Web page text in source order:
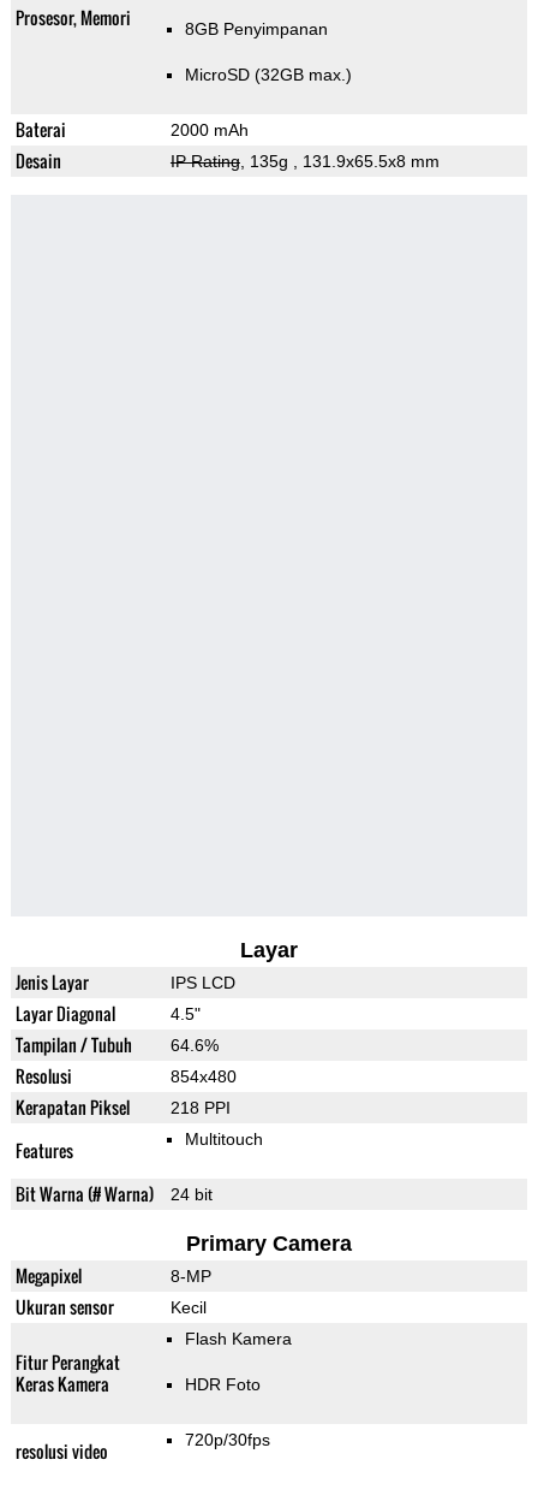
Prosesor, Memori 8GB Penyimpanan
MicroSD (32GB max.)
Baterai 2000 mAh
Desain IP Rating, 135g , 131.9x65.5x8 mm
Layar
Jenis Layar IPS LCD
Layar Diagonal 4.5"
Tampilan / Tubuh 64.6%
Resolusi 854x480
Kerapatan Piksel 218 PPI
Features Multitouch
Bit Warna (# Warna) 24 bit
Primary Camera
Megapixel 8-MP
Ukuran sensor Kecil
Fitur Perangkat
Keras Kamera
Flash Kamera
HDR Foto
resolusi video 720p/30fps